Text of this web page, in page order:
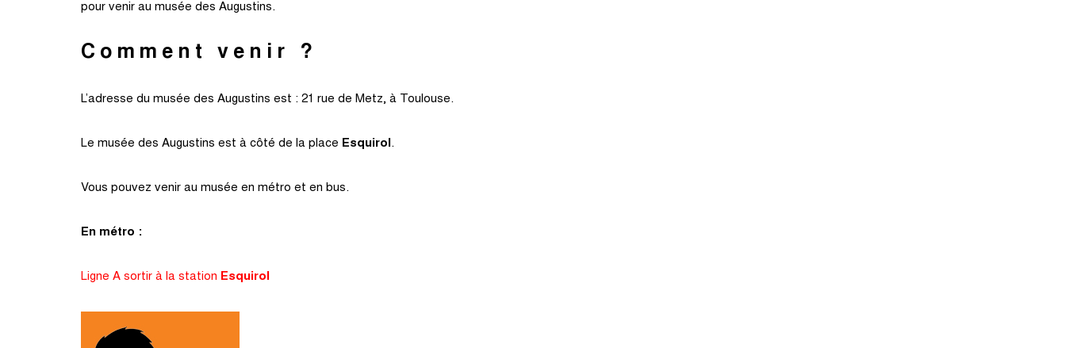
pour venir au musée des Augustins.
Comment venir ?
L’adresse du musée des Augustins est : 21 rue de Metz, à Toulouse.
Le musée des Augustins est à côté de la place Esquirol .
Vous pouvez venir au musée en métro et en bus.
En métro :
Ligne A sortir à la station Esquirol